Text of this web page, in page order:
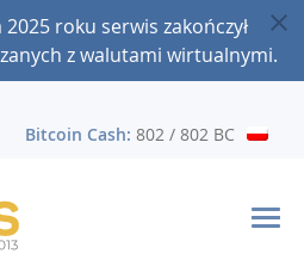
roku serwis zakończył
z walutami wirtualnymi.
Bitcoin Cash:802 / 802 BCCPLN